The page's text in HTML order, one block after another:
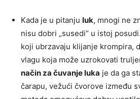
Kada je u pitanju luk, mnogi ne
nisu dobri „susedi“ u istoj
koji ubrzavaju klijanje krompira,
vlagu koja može uzrokovati
način za čuvanje luka je da ga
čarapu, vežući čvorove između